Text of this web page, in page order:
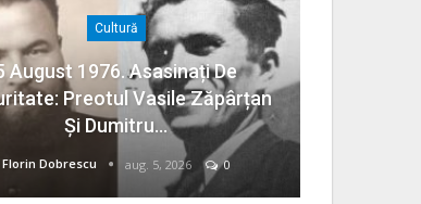
Cultură
August 1976. Asasinați De
Preotul Vasile Zăpârțan
Și Dumitru…
Florin Dobrescu aug. 5, 2026 0